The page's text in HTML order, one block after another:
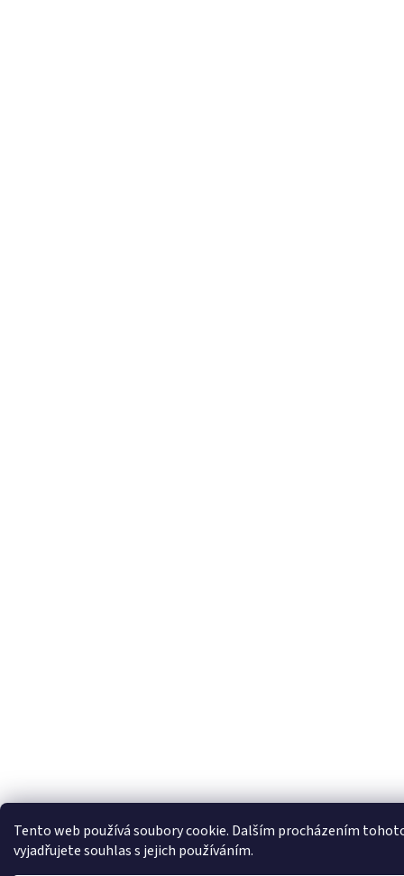
Tento web používá soubory cookie. Dalším procházením
vyjadřujete souhlas s jejich používáním.